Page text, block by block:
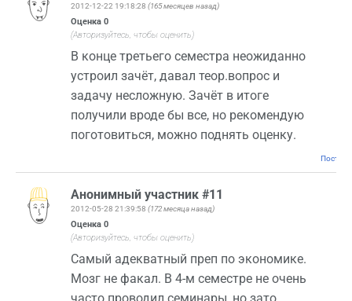
2012-12-22 19:18:28 (165 месяцев назад)
Оценка 0
(Авторизуйтесь, чтобы оценить)
В конце третьего семестра неожиданно
устроил зачёт, давал теор.вопрос и
задачу несложную. Зачёт в итоге
получили вроде бы все, но рекомендую
поготовиться, можно поднять оценку.
Анонимный участник #11
2012-05-28 21:39:58 (172 месяца назад)
Оценка 0
(Авторизуйтесь, чтобы оценить)
Самый адекватный преп по экономике.
Мозг не факал. В 4-м семестре не очень